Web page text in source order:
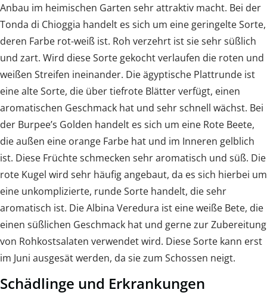
Anbau im heimischen Garten sehr attraktiv macht. Bei der
Tonda di Chioggia handelt es sich um eine geringelte Sorte,
deren Farbe rot-weiß ist. Roh verzehrt ist sie sehr süßlich
und zart. Wird diese Sorte gekocht verlaufen die roten und
weißen Streifen ineinander. Die ägyptische Plattrunde ist
eine alte Sorte, die über tiefrote Blätter verfügt, einen
aromatischen Geschmack hat und sehr schnell wächst. Bei
der Burpee’s Golden handelt es sich um eine Rote Beete,
die außen eine orange Farbe hat und im Inneren gelblich
ist. Diese Früchte schmecken sehr aromatisch und süß. Die
rote Kugel wird sehr häufig angebaut, da es sich hierbei um
eine unkomplizierte, runde Sorte handelt, die sehr
aromatisch ist. Die Albina Veredura ist eine weiße Bete, die
einen süßlichen Geschmack hat und gerne zur Zubereitung
von Rohkostsalaten verwendet wird. Diese Sorte kann erst
im Juni ausgesät werden, da sie zum Schossen neigt.
Schädlinge und Erkrankungen